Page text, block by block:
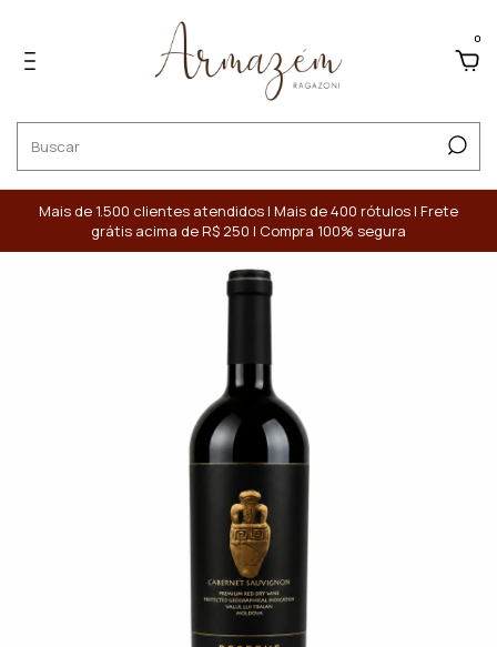
0
Mais de 1.500 clientes atendidos | Mais de 400 rótulos | Frete
grátis acima de R$ 250 | Compra 100% segura